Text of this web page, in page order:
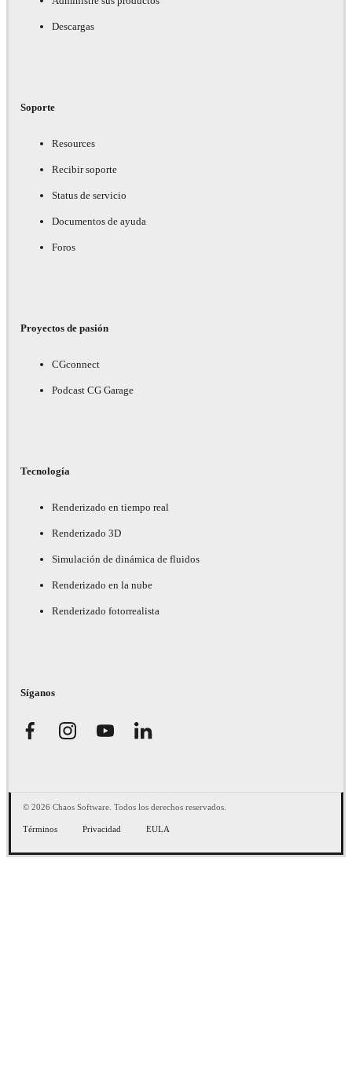
Descargas
Soporte
Resources
Recibir soporte
Status de servicio
Documentos de ayuda
Foros
Proyectos de pasión
CGconnect
Podcast CG Garage
Tecnología
Renderizado en tiempo real
Renderizado 3D
Simulación de dinámica de fluidos
Renderizado en la nube
Renderizado fotorrealista
Síganos
© 2026 Chaos Software. Todos los derechos reservados.
Términos Privacidad EULA